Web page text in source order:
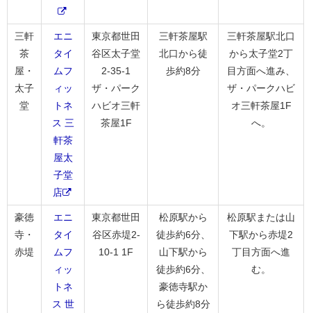
三軒
茶
屋・
太子
堂
エニ
タイ
ムフ
ィッ
トネ
ス 三
軒茶
屋太
子堂
店
東京都世田
谷区太子堂
2-35-1
ザ・パーク
ハビオ三軒
茶屋1F
三軒茶屋駅
北口から徒
歩約8分
三軒茶屋駅北口
から太子堂2丁
目方面へ進み、
ザ・パークハビ
オ三軒茶屋1F
へ。
豪徳
寺・
赤堤
エニ
タイ
ムフ
ィッ
トネ
ス 世
東京都世田
谷区赤堤2-
10-1 1F
松原駅から
徒歩約6分、
山下駅から
徒歩約6分、
豪徳寺駅か
ら徒歩約8分
松原駅または山
下駅から赤堤2
丁目方面へ進
む。